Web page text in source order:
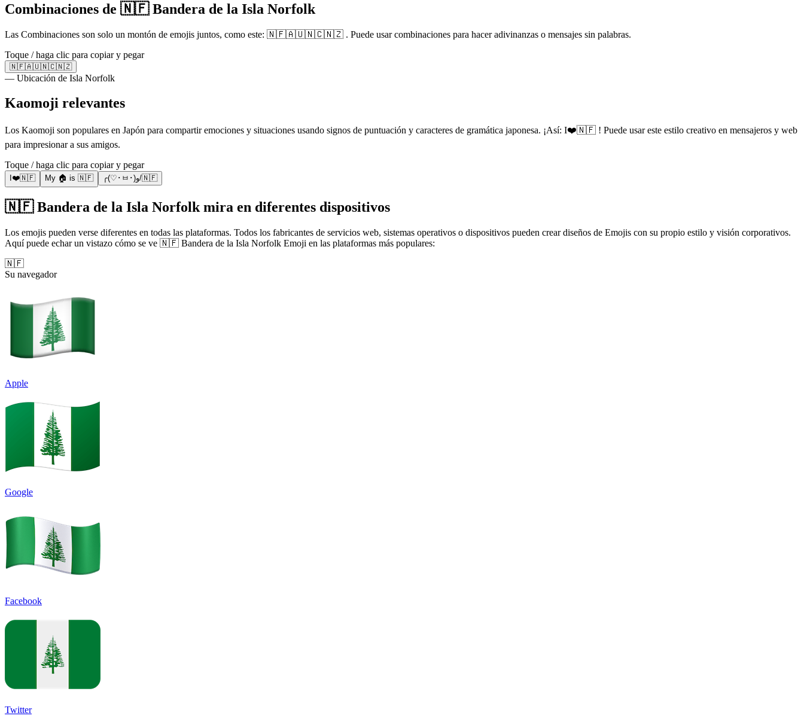
Combinaciones de 🇳🇫 Bandera de la Isla Norfolk
Las Combinaciones son solo un montón de emojis juntos, como este: 🇳🇫🇦🇺🇳🇨🇳🇿 . Puede usar combinaciones para hacer adivinanzas o mensajes sin palabras.
Toque / haga clic para copiar y pegar
🇳🇫🇦🇺🇳🇨🇳🇿
— Ubicación de Isla Norfolk
Kaomoji relevantes
Los Kaomoji son populares en Japón para compartir emociones y situaciones usando signos de puntuación y caracteres de gramática japonesa. ¡Así: I❤️🇳🇫 ! Puede usar este estilo creativo en mensajeros y web
para impresionar a sus amigos.
Toque / haga clic para copiar y pegar
I❤️🇳🇫 My 🏠 is 🇳🇫 ╭(♡･ㅂ･)و/🇳🇫
🇳🇫 Bandera de la Isla Norfolk mira en diferentes dispositivos
Los emojis pueden verse diferentes en todas las plataformas. Todos los fabricantes de servicios web, sistemas operativos o dispositivos pueden crear diseños de Emojis con su propio estilo y visión corporativos.
Aquí puede echar un vistazo cómo se ve 🇳🇫 Bandera de la Isla Norfolk Emoji en las plataformas más populares:
🇳🇫
Su navegador
Apple
Google
Facebook
Twitter